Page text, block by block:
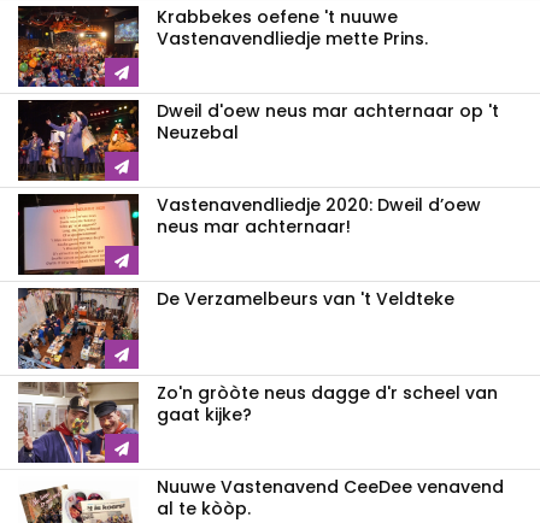
Krabbekes oefene 't nuuwe
Vastenavendliedje mette Prins.
Dweil d'oew neus mar achternaar op 't
Neuzebal
Vastenavendliedje 2020: Dweil d’oew
neus mar achternaar!
De Verzamelbeurs van 't Veldteke
Zo'n gròòte neus dagge d'r scheel van
gaat kijke?
Nuuwe Vastenavend CeeDee venavend
al te kòòp.